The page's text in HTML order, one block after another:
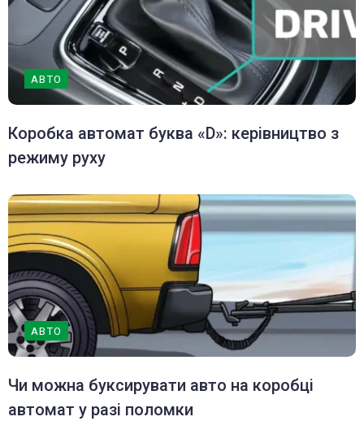
АВТО
Коробка автомат буква «D»: керівництво з
режиму руху
АВТО
Чи можна буксирувати авто на коробці
автомат у разі поломки